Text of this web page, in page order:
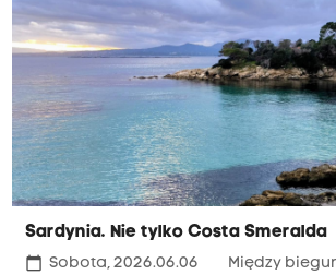
Sardynia. Nie tylko Costa Smeralda
calendar_today Sobota, 2026.06.06 Między